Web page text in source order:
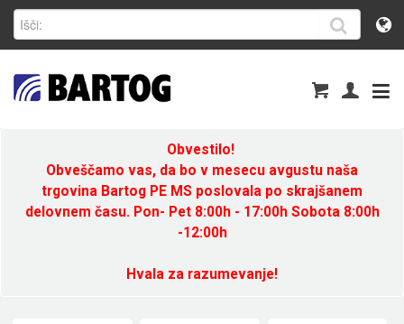
Obvestilo!
Obveščamo vas, da bo v mesecu avgustu naša
trgovina Bartog PE MS poslovala po skrajšanem
delovnem času. Pon- Pet 8:00h - 17:00h Sobota 8:00h
-12:00h
Hvala za razumevanje!